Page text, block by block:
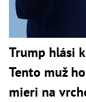
Trump hlási
Tento muž
mieri na